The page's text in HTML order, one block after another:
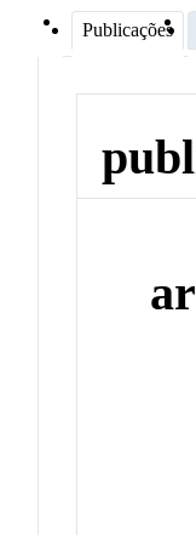
Publicações